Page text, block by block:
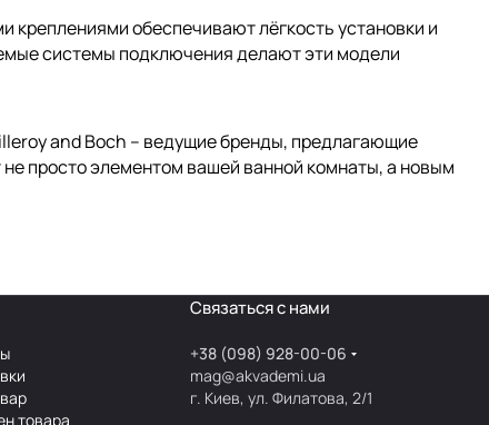
креплениями обеспечивают лёгкость установки и
системы подключения делают эти модели
and Boch – ведущие бренды, предлагающие
просто элементом вашей ванной комнаты, а новым
товара
Связаться с нами
+38 (098) 928-00-06
mag@akvademi.ua
г. Киев, ул. Филатова, 2/1